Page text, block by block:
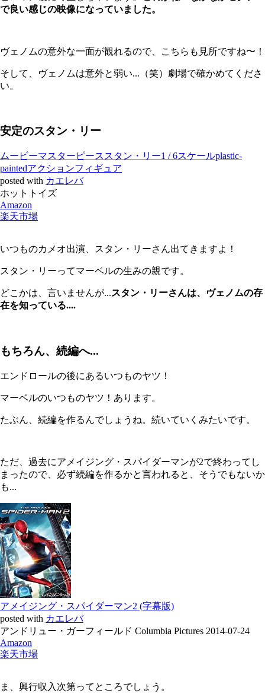
で良い感じの映像になっていました。
ヴェノムの意外な一面が観れるので、こちらも見所ですね〜！
そして、ヴェノムは意外と弱い...（笑）劇場で確かめてくださ
い。
安定のスタン・リー
ムービーマスターピーススタン・リー1 / 6スケールplastic-
paintedアクションフィギュア
posted with カエレバ
ホットトイズ
Amazon
楽天市場
いつものカメオ出演、スタン・リーさん出てきますよ！
スタン・リーってマーベルの生みの親です。
どこかは、言いませんが...スタン・リーさんは、ヴェノムの存
在を知っている....
もちろん、続編へ...
エンドロールの後にあるいつものヤツ！
マーベルのいつものヤツ！あります。
たぶん、続編を作るんでしょうね。続いていくみたいです。
ただ、過去にアメイジング・スパイダーマンが2で終わってし
まったので、必ず続編を作るかと言われると、そうでもないか
も...
アメイジング・スパイダーマン2 (字幕版)
posted with カエレバ
アンドリュー・ガーフィールド Columbia Pictures 2014-07-24
Amazon
楽天市場
ま、興行収入次第ってところでしょう。